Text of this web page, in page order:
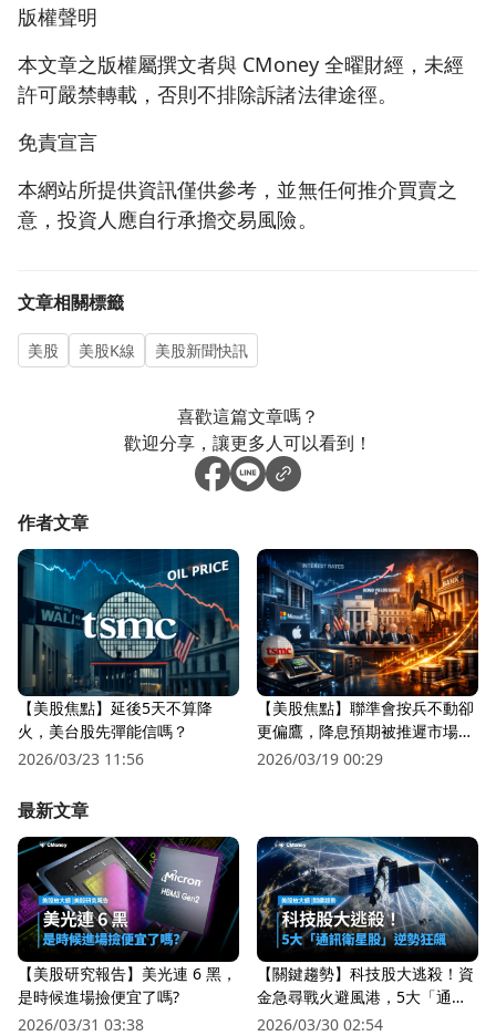
版權聲明
本文章之版權屬撰文者與 CMoney 全曜財經，未經
許可嚴禁轉載，否則不排除訴諸法律途徑。
免責宣言
本網站所提供資訊僅供參考，並無任何推介買賣之
意，投資人應自行承擔交易風險。
文章相關標籤
美股 美股K線 美股新聞快訊
喜歡這篇文章嗎？
歡迎分享，讓更多人可以看到！
作者文章
【美股焦點】延後5天不算降
火，美台股先彈能信嗎？
2026/03/23 11:56
【美股焦點】聯準會按兵不動卻
更偏鷹，降息預期被推遲市場越
來越怕？
2026/03/19 00:29
最新文章
【美股研究報告】美光連 6 黑，
是時候進場撿便宜了嗎?
2026/03/31 03:38
【關鍵趨勢】科技股大逃殺！資
金急尋戰火避風港，5大「通訊
衛星股」逆勢狂飆
2026/03/30 02:54